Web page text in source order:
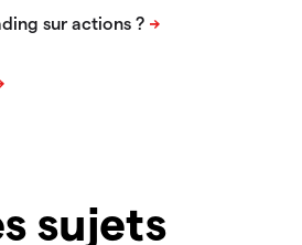
sujets